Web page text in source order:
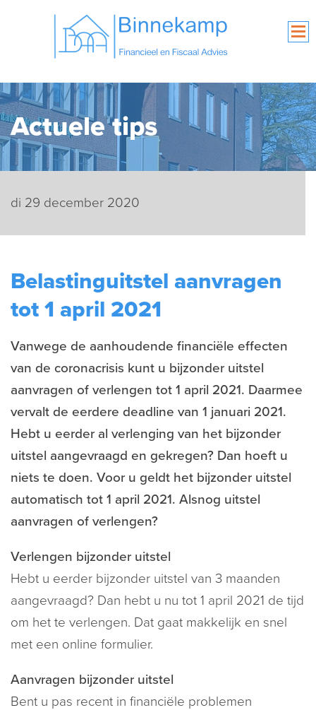
Actuele tips
di 29 december 2020
Belastinguitstel aanvragen
tot 1 april 2021
Vanwege de aanhoudende financiële effecten
van de coronacrisis kunt u bijzonder uitstel
aanvragen of verlengen tot 1 april 2021. Daarmee
vervalt de eerdere deadline van 1 januari 2021.
Hebt u eerder al verlenging van het bijzonder
uitstel aangevraagd en gekregen? Dan hoeft u
niets te doen. Voor u geldt het bijzonder uitstel
automatisch tot 1 april 2021. Alsnog uitstel
aanvragen of verlengen?
Verlengen bijzonder uitstel
Hebt u eerder bijzonder uitstel van 3 maanden
aangevraagd? Dan hebt u nu tot 1 april 2021 de tijd
om het te verlengen. Dat gaat makkelijk en snel
met een online formulier.
Aanvragen bijzonder uitstel
Bent u pas recent in financiële problemen